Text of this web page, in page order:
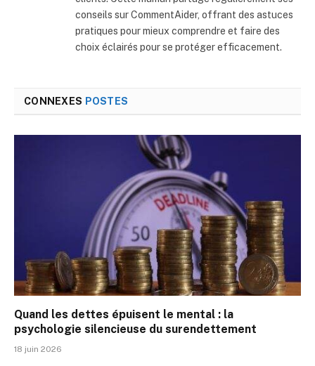
conseils sur CommentAider, offrant des astuces
pratiques pour mieux comprendre et faire des
choix éclairés pour se protéger efficacement.
CONNEXES POSTES
Quand les dettes épuisent le mental : la
psychologie silencieuse du surendettement
18 juin 2026